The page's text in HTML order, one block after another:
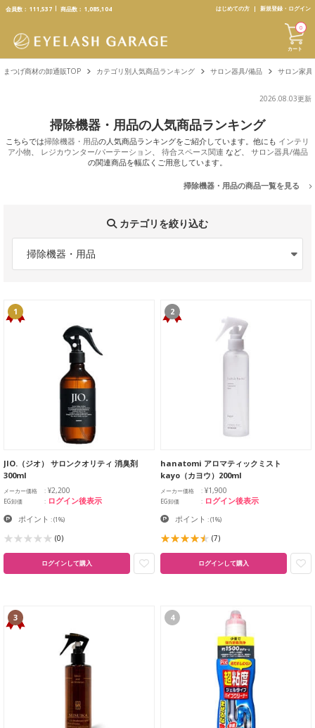
text.skipToContent
text.skipToNavigation
会員数： 111,537 商品数： 1,085,104 はじめての方 新規登録・ログイン
カート
0
まつげ商材の卸通販TOP カテゴリ別人気商品ランキング サロン器具/備品 サロン家
2026.08.03更新
掃除機器・用品の人気商品ランキング
こちらでは掃除機器・用品の人気商品ランキングをご紹介しています。他にも インテリ
ア小物、 レジカウンター/パーテーション、 待合スペース関連 など、 サロン器具/備品
の関連商品を幅広くご用意しています。
掃除機器・用品の商品一覧を見る
カテゴリを絞り込む
掃除機器・用品
1
JIO.（ジオ） サロンクオリティ 消臭剤
300ml
メーカー価格 ¥2,200
EG卸価 ログイン後表示
ポイント :(1%)
(0)
ログインして購入
2
hanatomi アロマティックミスト
kayo（カヨウ）200ml
メーカー価格 ¥1,900
EG卸価 ログイン後表示
ポイント :(1%)
(7)
ログインして購入
3 4